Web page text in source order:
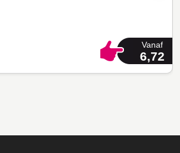
Vanaf
6,72